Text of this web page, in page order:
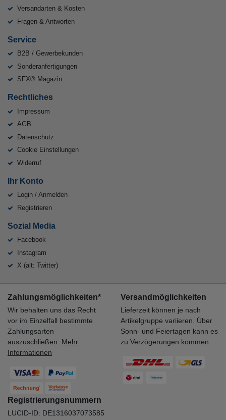
Versandarten & Kosten
Fragen & Antworten
Service
B2B / Gewerbekunden
Sonderanfertigungen
SFX® Magazin
Rechtliches
Impressum
AGB
Datenschutz
Cookie Einstellungen
Widerruf
Ihr Konto
Login / Anmelden
Registrieren
Sozial Media
Facebook
Instagram
X (alt: Twitter)
Zahlungsmöglichkeiten*
Wir behalten uns das Recht
vor im Einzelfall bestimmte
Zahlungsarten
auszuschließen. Mehr
Informationen
Versandmöglichkeiten
Lieferzeit können je nach
Artikelgruppe variieren. Über
Sonn- und Feiertagen kann es
zu Verzögerungen kommen.
Registrierungsnummern
LUCID-ID: DE1316037073585